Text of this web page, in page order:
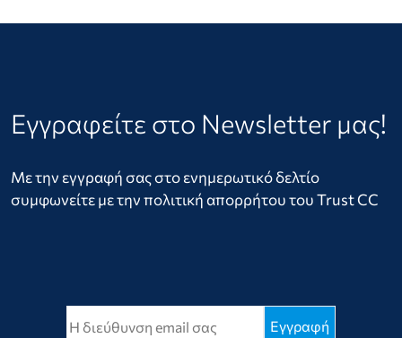
Εγγραφείτε στο Newsletter μας!
Με την εγγραφή σας στο ενημερωτικό δελτίο
συμφωνείτε με την πολιτική απορρήτου του Trust CC